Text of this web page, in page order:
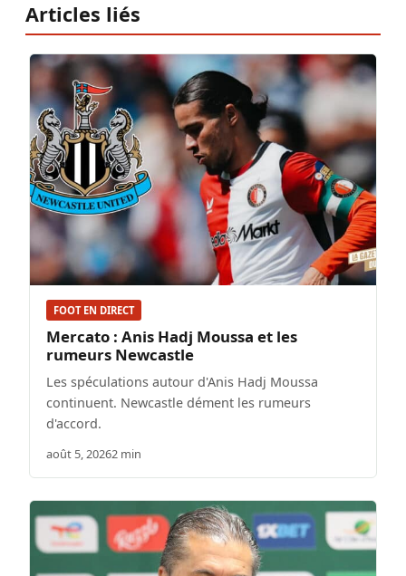
Articles liés
FOOT EN DIRECT
Mercato : Anis Hadj Moussa et les
rumeurs Newcastle
Les spéculations autour d'Anis Hadj Moussa
continuent. Newcastle dément les rumeurs
d'accord.
août 5, 20262 min